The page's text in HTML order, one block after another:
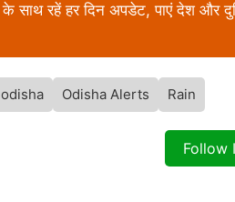
के साथ रहें हर दिन अपडेट, पाएं देश और
odisha Odisha Alerts Rain
Follow